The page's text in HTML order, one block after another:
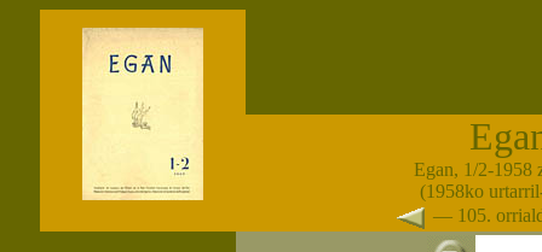
Egan, 1/2-1958
(1958ko
— 105.